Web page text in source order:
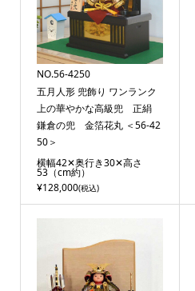
NO.56-4250
五月人形 兜飾り ワンランク
上の華やかな高級兜 正絹
鎌倉の兜 金箔花丸 ＜56-42
50＞
横幅42✕奥行き30✕高さ
53（cm約）
¥128,000(税込)